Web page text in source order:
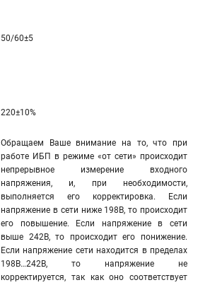
50/60±5
220±10%
Обращаем Ваше внимание на то, что при
работе ИБП в режиме «от сети» происходит
непрерывное измерение входного
напряжения, и, при необходимости,
выполняется его корректировка. Если
напряжение в сети ниже 198В, то происходит
его повышение. Если напряжение в сети
выше 242В, то происходит его понижение.
Если напряжение сети находится в пределах
198В…242В, то напряжение не
корректируется, так как оно соответствует